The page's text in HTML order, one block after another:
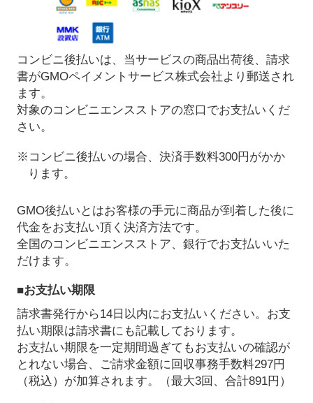
コンビニ後払いは、当サービスの商品出荷後、請求
書がGMOペイメントサービス株式会社より郵送され
ます。
対象のコンビニエンスストアの窓口でお支払いくだ
さい。
※コンビニ後払いの場合、決済手数料300円がかか
ります。
GMO後払いとはお客様の手元に商品が到着した後に
代金をお支払い頂く決済方法です。
全国のコンビニエンスストア、銀行でお支払いいた
だけます。
■お支払い期限
請求書発行から14日以内にお支払いください。お支
払い期限は請求書にも記載しております。
お支払い期限を一定期間過ぎてもお支払いの確認が
とれない場合、ご請求金額に回収事務手数料297円
（税込）が加算されます。（最大3回、合計891円）